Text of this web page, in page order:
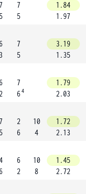
7
5
7
5
1.84
1.97
6
3
7
5
3.19
1.35
6
2
7
64
1.79
2.03
7
5
2
6
10
4
1.72
2.13
6
6
2
10
8
1.45
2.72